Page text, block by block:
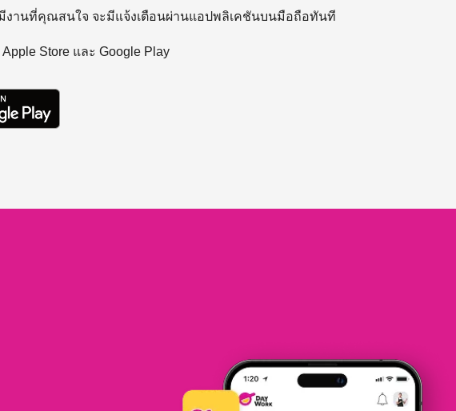
งานที่คุณสนใจ จะมีแจ้งเตือนผ่านแอปพลิเคชันบนมือถือทันที
Store และ Google Play